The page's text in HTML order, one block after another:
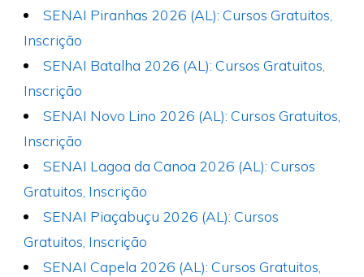
SENAI Piranhas 2026 (AL): Cursos Gratuitos,
Inscrição
SENAI Batalha 2026 (AL): Cursos Gratuitos,
Inscrição
SENAI Novo Lino 2026 (AL): Cursos Gratuitos,
Inscrição
SENAI Lagoa da Canoa 2026 (AL): Cursos
Gratuitos, Inscrição
SENAI Piaçabuçu 2026 (AL): Cursos
Gratuitos, Inscrição
SENAI Capela 2026 (AL): Cursos Gratuitos,